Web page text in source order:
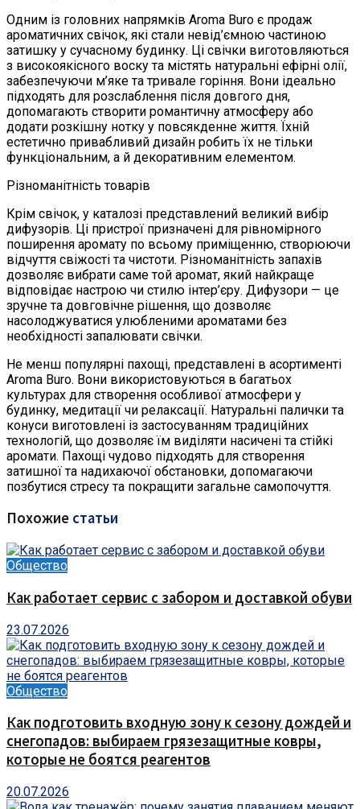
Одним із головних напрямків Aroma Buro є продаж
ароматичних свічок, які стали невід’ємною частиною
затишку у сучасному будинку. Ці свічки виготовляються
з високоякісного воску та містять натуральні ефірні олії,
забезпечуючи м’яке та тривале горіння. Вони ідеально
підходять для розслаблення після довгого дня,
допомагають створити романтичну атмосферу або
додати розкішну нотку у повсякденне життя. Їхній
естетично привабливий дизайн робить їх не тільки
функціональним, а й декоративним елементом.
Різноманітність товарів
Крім свічок, у каталозі представлений великий вибір
дифузорів. Ці пристрої призначені для рівномірного
поширення аромату по всьому приміщенню, створюючи
відчуття свіжості та чистоти. Різноманітність запахів
дозволяє вибрати саме той аромат, який найкраще
відповідає настрою чи стилю інтер’єру. Дифузори — це
зручне та довговічне рішення, що дозволяє
насолоджуватися улюбленими ароматами без
необхідності запалювати свічки.
Не менш популярні пахощі, представлені в асортименті
Aroma Buro. Вони використовуються в багатьох
культурах для створення особливої ​​атмосфери у
будинку, медитації чи релаксації. Натуральні палички та
конуси виготовлені із застосуванням традиційних
технологій, що дозволяє їм виділяти насичені та стійкі
аромати. Пахощі чудово підходять для створення
затишної та надихаючої обстановки, допомагаючи
позбутися стресу та покращити загальне самопочуття.
Похожие статьи
Общество
Как работает сервис с забором и доставкой обуви
23.07.2026
Общество
Как подготовить входную зону к сезону дождей и
снегопадов: выбираем грязезащитные ковры,
которые не боятся реагентов
20.07.2026